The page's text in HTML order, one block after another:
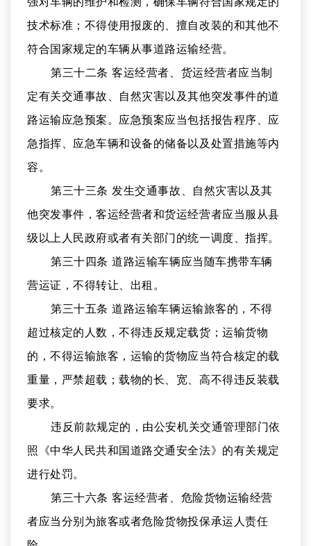
技术标准；不得使用报废的、擅自改装的和其他不
符合国家规定的车辆从事道路运输经营。
第三十二条 客运经营者、货运经营者应当制
定有关交通事故、自然灾害以及其他突发事件的道
路运输应急预案。应急预案应当包括报告程序、应
急指挥、应急车辆和设备的储备以及处置措施等内
容。
第三十三条 发生交通事故、自然灾害以及其
他突发事件，客运经营者和货运经营者应当服从县
级以上人民政府或者有关部门的统一调度、指挥。
第三十四条 道路运输车辆应当随车携带车辆
营运证，不得转让、出租。
第三十五条 道路运输车辆运输旅客的，不得
超过核定的人数，不得违反规定载货；运输货物
的，不得运输旅客，运输的货物应当符合核定的载
重量，严禁超载；载物的长、宽、高不得违反装载
要求。
违反前款规定的，由公安机关交通管理部门依
照《中华人民共和国道路交通安全法》的有关规定
进行处罚。
第三十六条 客运经营者、危险货物运输经营
者应当分别为旅客或者危险货物投保承运人责任